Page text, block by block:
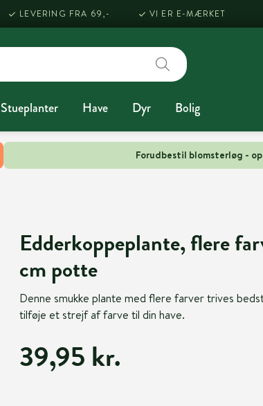
Forudbestil blomsterløg -
LEVERING FRA 69,- VI ER E-MÆRKET
Stueplanter Have Dyr Bolig
Edderkoppeplante, flere
cm potte
Denne smukke plante med flere farver trives
tilføje et strejf af farve til din have.
39,95 kr.